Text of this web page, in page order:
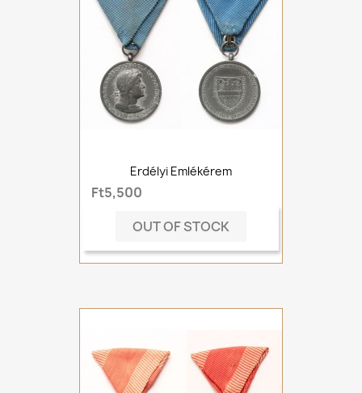
Erdélyi Emlékérem
Ft5,500
OUT OF STOCK